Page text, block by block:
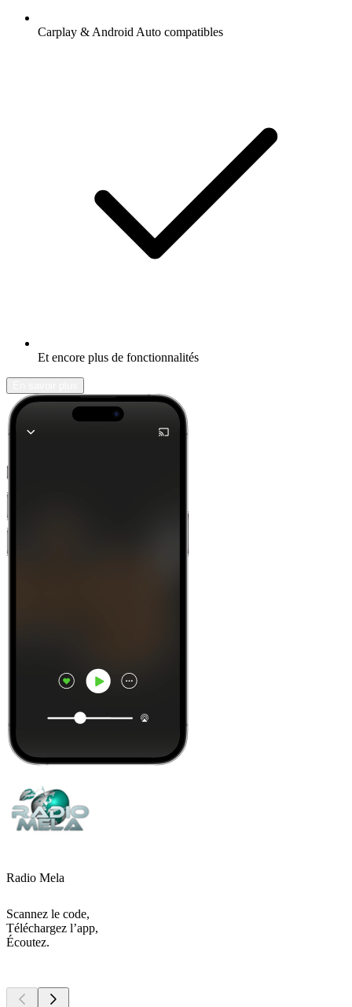
Carplay & Android Auto compatibles
Et encore plus de fonctionnalités
Radio Mela
Scannez le code,
Téléchargez l’app,
Écoutez.